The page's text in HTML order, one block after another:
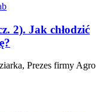
2). Jak chłodzić
Prezes firmy Agro